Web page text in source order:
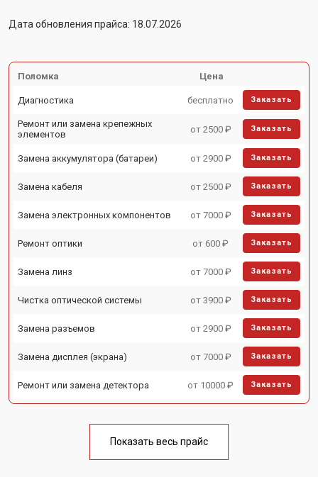
Дата обновления прайса: 18.07.2026
Поломка Цена
Диагностика бесплатно Заказать
Ремонт или замена крепежных
элементов
от 2500 ₽ Заказать
Замена аккумулятора (батареи) от 2900 ₽ Заказать
Замена кабеля от 2500 ₽ Заказать
Замена электронных компонентов от 7000 ₽ Заказать
Ремонт оптики от 600 ₽ Заказать
Замена линз от 7000 ₽ Заказать
Чистка оптической системы от 3900 ₽ Заказать
Замена разъемов от 2900 ₽ Заказать
Замена дисплея (экрана) от 7000 ₽ Заказать
Ремонт или замена детектора от 10000 ₽ Заказать
Показать весь прайс